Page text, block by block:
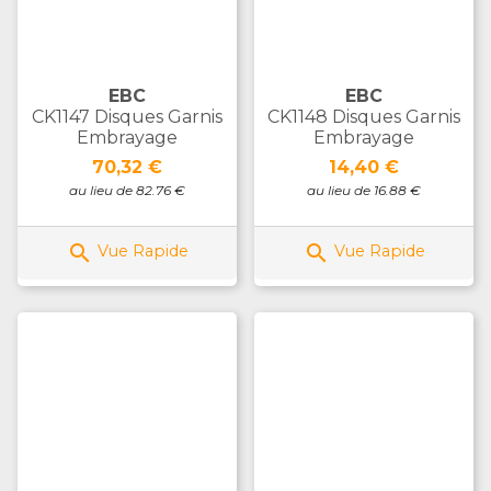
EBC
CK1147 Disques Garnis
Embrayage
Prix
70,32 €
au lieu de 82.76 €
 Vue Rapide
EBC
CK1148 Disques Garnis
Embrayage
Prix
14,40 €
au lieu de 16.88 €
 Vue Rapide